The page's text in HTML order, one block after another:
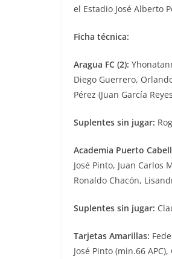
el Estadio José Alberto
Ficha técnica:
Aragua FC (2):
Diego Guerrero,
Pérez (Juan García
Suplentes sin jugar:
Academia Puerto
José Pinto, Juan Carlos
Ronaldo Chacón,
Suplentes sin jugar:
Tarjetas Amarillas:
José Pinto (min.66